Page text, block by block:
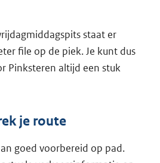
staat er
file op de piek. Je kunt dus
Pinksteren altijd een stuk
je route
goed voorbereid op pad.